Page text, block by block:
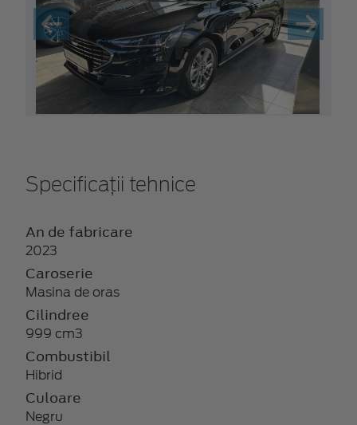
Specificații tehnice
An de fabricare
2023
Caroserie
Masina de oras
Cilindree
999 cm3
Combustibil
Hibrid
Culoare
Negru